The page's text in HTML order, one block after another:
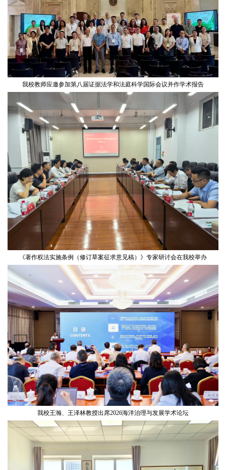
我校教师应邀参加第八届证据法学和法庭科学国际会议并作学术报告
《著作权法实施条例（修订草案征求意见稿）》专家研讨会在我校举办
我校王瀚、王泽林教授出席2026海洋治理与发展学术论坛